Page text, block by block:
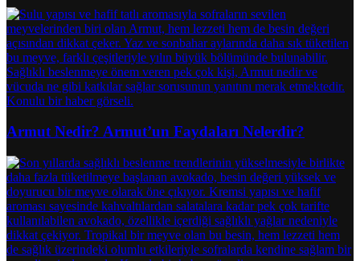
Armut Nedir? Armut’un Faydaları Nelerdir?